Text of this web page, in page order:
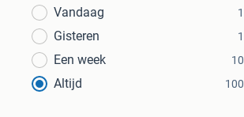
Vandaag
1
Gisteren 1
Een week 10
Altijd 100